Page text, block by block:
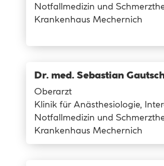
Notfallmedizin und
Krankenhaus Mechernich
Dr. med. Sebastian
Oberarzt
Klinik für Anästhesiologie,
Notfallmedizin und
Krankenhaus Mechernich